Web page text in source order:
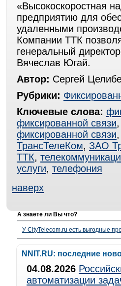
«Высокоскоростная
предприятию для
удаленными
Компании ТТК
генеральный
Вячеслав Югай.
Автор: Сергей
Рубрики:
Ключевые слова:
фиксированной связи
фиксированной связи
ТрансТелеКом, ЗАО
ТТК,
услуги, телефония
наверх
А знаете ли Вы что?
У CityTelecom.ru есть выгодные
NNIT.RU: последние
04.08.2026
автоматизации